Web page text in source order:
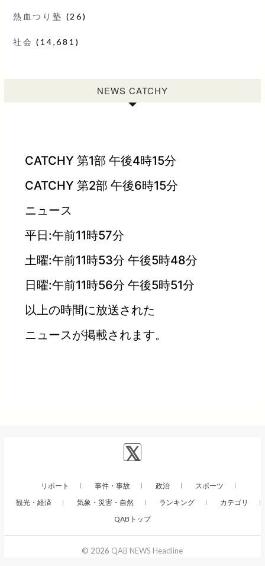
熱血つり塾 (26)
社会 (14,681)
NEWS CATCHY
CATCHY 第1部 午後4時15分
CATCHY 第2部 午後6時15分
ニュース
平日:午前11時57分
土曜:午前11時53分 午後5時48分
日曜:午前11時56分 午後5時51分
以上の時間に放送された
ニュースが掲載されます。
リポート 事件・事故 政治
スポーツ
観光・経済
気象・災害・自然 ランキング
カテゴリ
QABトップ
© 2026 QAB NEWS Headline